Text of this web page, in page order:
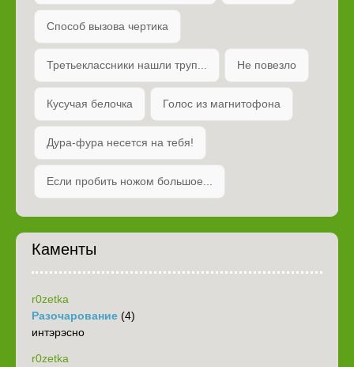
Способ вызова чертика
Третьеклассники нашли труп... Не повезло
Кусучая белочка Голос из магнитофона
Дура-фура несется на тебя!
Если пробить ножом большое...
Каменты
r0zetka
Разочарование (4)
интэрэсно
r0zetka